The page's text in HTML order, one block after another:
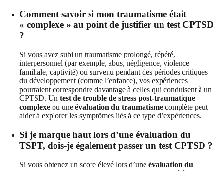
Comment savoir si mon traumatisme était
« complexe » au point de justifier un test CPTSD
?
Si vous avez subi un traumatisme prolongé, répété,
interpersonnel (par exemple, abus, négligence, violence
familiale, captivité) ou survenu pendant des périodes critiques
du développement (comme l’enfance), vos expériences
pourraient correspondre davantage à celles qui conduisent à un
CPTSD. Un test de trouble de stress post-traumatique
complexe ou une évaluation du traumatisme complète peut
aider à explorer les symptômes liés à ce type d’expériences.
Si je marque haut lors d’une évaluation du
TSPT, dois-je également passer un test CPTSD ?
Si vous obtenez un score élevé lors d’une évaluation du